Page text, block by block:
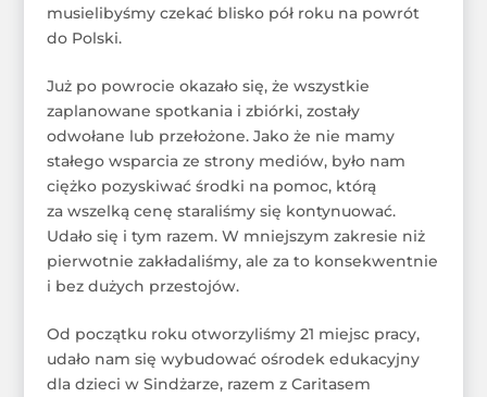
musielibyśmy czekać blisko pół roku na powrót
do Polski.
Już po powrocie okazało się, że wszystkie
zaplanowane spotkania i zbiórki, zostały
odwołane lub przełożone. Jako że nie mamy
stałego wsparcia ze strony mediów, było nam
ciężko pozyskiwać środki na pomoc, którą
za wszelką cenę staraliśmy się kontynuować.
Udało się i tym razem. W mniejszym zakresie niż
pierwotnie zakładaliśmy, ale za to konsekwentnie
i bez dużych przestojów.
Od początku roku otworzyliśmy 21 miejsc pracy,
udało nam się wybudować ośrodek edukacyjny
dla dzieci w Sindżarze, razem z Caritasem